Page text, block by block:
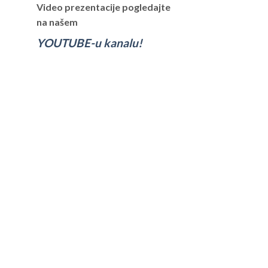
Video prezentacije pogledajte
na našem
YOUTUBE-u kanalu!